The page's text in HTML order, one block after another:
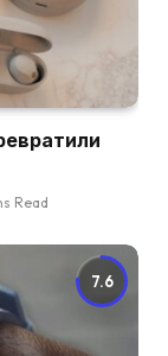
Read
7.6